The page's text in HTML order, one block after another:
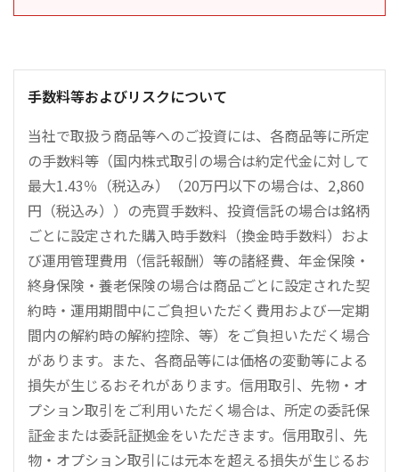
手数料等およびリスクについて
当社で取扱う商品等へのご投資には、各商品等に所定
の手数料等（国内株式取引の場合は約定代金に対して
最大1.43％（税込み）（20万円以下の場合は、2,860
円（税込み））の売買手数料、投資信託の場合は銘柄
ごとに設定された購入時手数料（換金時手数料）およ
び運用管理費用（信託報酬）等の諸経費、年金保険・
終身保険・養老保険の場合は商品ごとに設定された契
約時・運用期間中にご負担いただく費用および一定期
間内の解約時の解約控除、等）をご負担いただく場合
があります。また、各商品等には価格の変動等による
損失が生じるおそれがあります。信用取引、先物・オ
プション取引をご利用いただく場合は、所定の委託保
証金または委託証拠金をいただきます。信用取引、先
物・オプション取引には元本を超える損失が生じるお